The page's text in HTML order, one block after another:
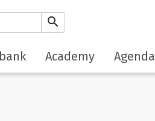
search
Academy Agenda